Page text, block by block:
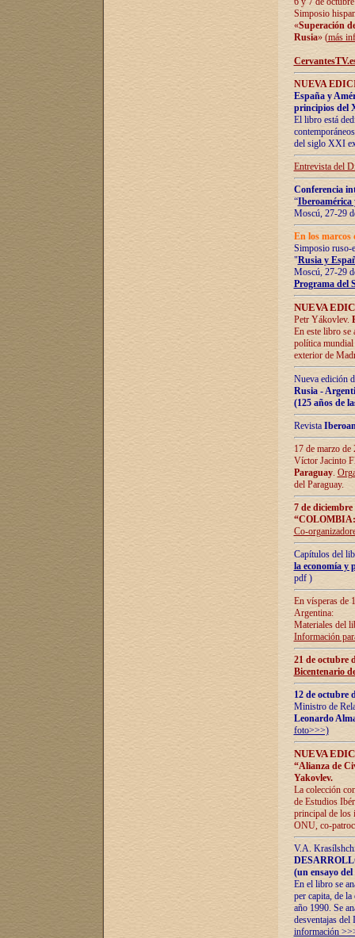
Simposio
«Superación
Rusia» (más
NUEVA
España y
principios del
El libro está
del siglo XXI
Entrevista del
Conferencia
“Iberoamérica
Moscú, 27-29
En los marcos
Simposio ruso-
"Rusia y
Moscú, 27-29
Programa del
NUEVA
Petr Yákovlev.
En este libro se
política mundial
exterior de
Nueva edición
Rusia -
(125 años de
Revista
17 de marzo
Víctor Jacinto
Paraguay.
del Paraguay.
7 de
Co-
Capítulos del
la economía y
pdf )
En vísperas de
Argentina:
Materiales del
Información
21 de octubre
Bicentenario
12 de octubre
Ministro de
Leonardo
foto>>>)
NUEVA
“Alianza de
Yakovlev.
La colección
de Estudios
principal de los
ONU, co-
V.A.
(un ensayo
En el libro se
per capita, de
año 1990. Se
desventajas
información